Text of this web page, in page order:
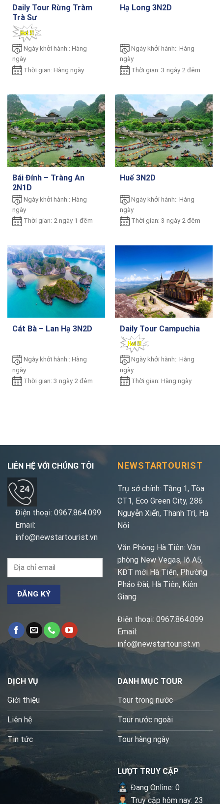
Daily Tour Rừng Tràm
Trà Sư
Ngày khởi hành:: Hàng
ngày
Thời gian: Hàng ngày
Hạ Long 3N2D
Ngày khởi hành:: Hàng
ngày
Thời gian: 3 ngày 2 đêm
Bái Đính – Tràng An
2N1D
Ngày khởi hành:: Hàng
ngày
Thời gian: 2 ngày 1 đêm
Huế 3N2D
Ngày khởi hành:: Hàng
ngày
Thời gian: 3 ngày 2 đêm
Cát Bà – Lan Hạ 3N2D
Ngày khởi hành:: Hàng
ngày
Thời gian: 3 ngày 2 đêm
Daily Tour Campuchia
Ngày khởi hành:: Hàng
ngày
Thời gian: Hàng ngày
LIÊN HỆ VỚI CHÚNG TÔI
Điện thoại: 0967.864.099
Email:
info@newstartourist.vn
NEWSTARTOURIST
Trụ sở chính: Tầng 1, Tòa
CT1, Eco Green City, 286
Nguyễn Xiển, Thanh Trì, Hà
Nội
Văn Phòng Hà Tiên: Văn
phòng New Vegas, lô A5,
KĐT mới Hà Tiên, Phường
Pháo Đài, Hà Tiên, Kiên
Giang
Điện thoại: 0967.864.099
Email:
info@newstartourist.vn
DỊCH VỤ
Giới thiệu
Liên hệ
Tin tức
DANH MỤC TOUR
Tour trong nước
Tour nước ngoài
Tour hàng ngày
LƯỢT TRUY CẬP
Đang Online: 0
Truy cập hôm nay: 23